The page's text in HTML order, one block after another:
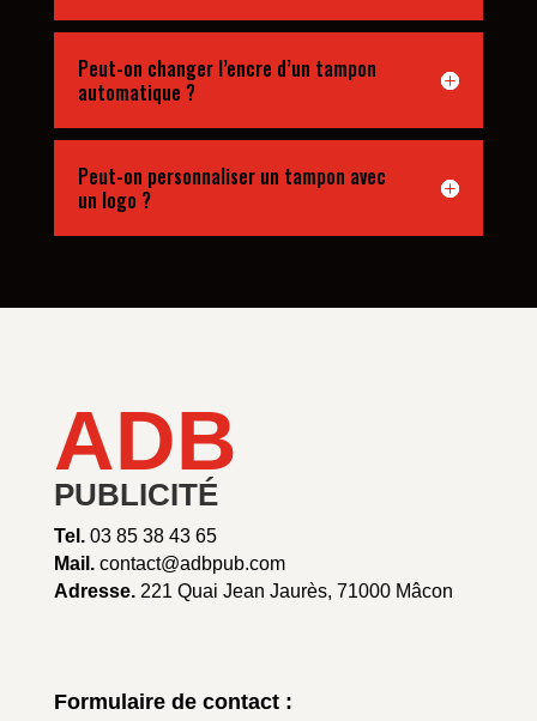
Peut-on changer l’encre d’un tampon
automatique ?
Peut-on personnaliser un tampon avec
un logo ?
ADB
PUBLICITÉ
Tel.03 85 38 43 65
Mail.contact@adbpub.com
Adresse.221 Quai Jean Jaurès, 71000 Mâcon
Formulaire de contact :